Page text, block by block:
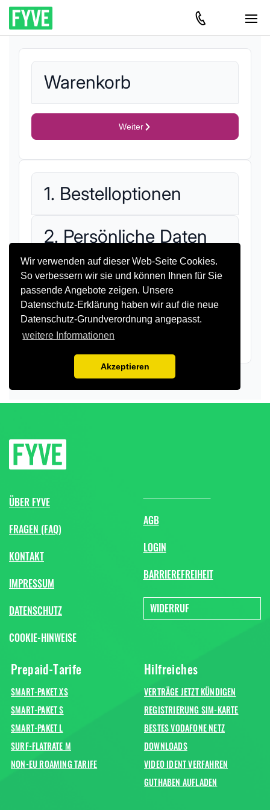
ÜBER FYVE
FRAGEN (FAQ)
KONTAKT
IMPRESSUM
DATENSCHUTZ
COOKIE-HINWEISE
AGB
LOGIN
BARRIEREFREIHEIT
WIDERRUF
Prepaid-Tarife
SMART-PAKET XS
SMART-PAKET S
SMART-PAKET L
SURF-FLATRATE M
NON-EU ROAMING TARIFE
Hilfreiches
VERTRÄGE JETZT KÜNDIGEN
REGISTRIERUNG SIM-KARTE
BESTES VODAFONE NETZ
DOWNLOADS
VIDEO IDENT VERFAHREN
GUTHABEN AUFLADEN